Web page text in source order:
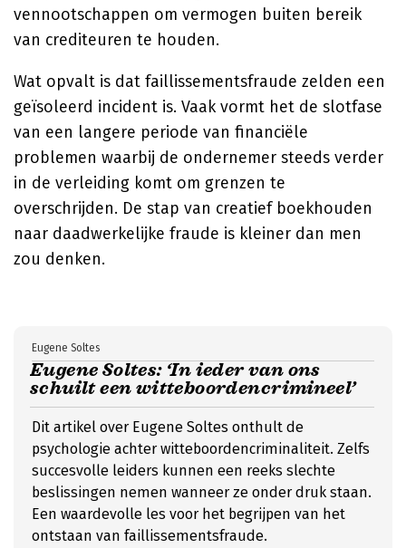
vennootschappen om vermogen buiten bereik
van crediteuren te houden.
Wat opvalt is dat faillissementsfraude zelden een
geïsoleerd incident is. Vaak vormt het de slotfase
van een langere periode van financiële
problemen waarbij de ondernemer steeds verder
in de verleiding komt om grenzen te
overschrijden. De stap van creatief boekhouden
naar daadwerkelijke fraude is kleiner dan men
zou denken.
Eugene Soltes: ‘In ieder van ons
schuilt een witteboordencrimineel’
Eugene Soltes
Dit artikel over Eugene Soltes onthult de
psychologie achter witteboordencriminaliteit. Zelfs
succesvolle leiders kunnen een reeks slechte
beslissingen nemen wanneer ze onder druk staan.
Een waardevolle les voor het begrijpen van het
ontstaan van faillissementsfraude.